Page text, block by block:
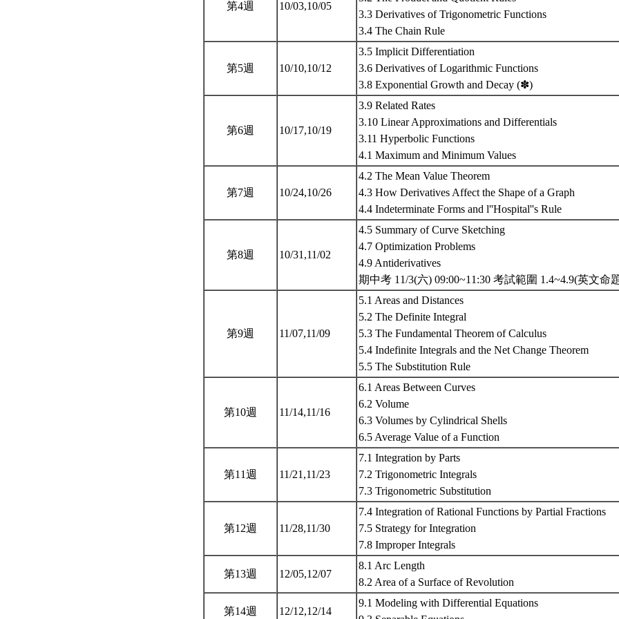
第4週 10/03,10/05
3.3 Derivatives of Trigonometric Functions
3.4 The Chain Rule
第5週 10/10,10/12
3.5 Implicit Differentiation
3.6 Derivatives of Logarithmic Functions
3.8 Exponential Growth and Decay (✽)
第6週 10/17,10/19
3.9 Related Rates
3.10 Linear Approximations and Differentials
3.11 Hyperbolic Functions
4.1 Maximum and Minimum Values
第7週 10/24,10/26
4.2 The Mean Value Theorem
4.3 How Derivatives Affect the Shape of a Graph
4.4 Indeterminate Forms and l''Hospital''s Rule
第8週 10/31,11/02
4.5 Summary of Curve Sketching
4.7 Optimization Problems
4.9 Antiderivatives
期中考 11/3(六) 09:00~11:30 考試範圍 1.4~4.9(英文命
第9週 11/07,11/09
5.1 Areas and Distances
5.2 The Definite Integral
5.3 The Fundamental Theorem of Calculus
5.4 Indefinite Integrals and the Net Change Theorem
5.5 The Substitution Rule
第10週 11/14,11/16
6.1 Areas Between Curves
6.2 Volume
6.3 Volumes by Cylindrical Shells
6.5 Average Value of a Function
第11週 11/21,11/23
7.1 Integration by Parts
7.2 Trigonometric Integrals
7.3 Trigonometric Substitution
第12週 11/28,11/30
7.4 Integration of Rational Functions by Partial Fractions
7.5 Strategy for Integration
7.8 Improper Integrals
第13週 12/05,12/07
8.1 Arc Length
8.2 Area of a Surface of Revolution
第14週 12/12,12/14
9.1 Modeling with Differential Equations